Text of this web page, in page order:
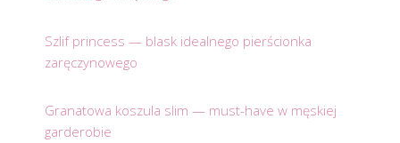
Szlif princess — blask idealnego pierścionka
zaręczynowego
Granatowa koszula slim — must-have w męskiej
garderobie